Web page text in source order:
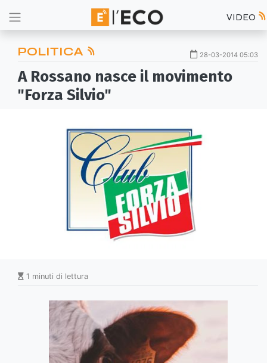
VIDEO
POLITICA 28-03-2014 05:03
A Rossano nasce il movimento
"Forza Silvio"
1 minuti di lettura